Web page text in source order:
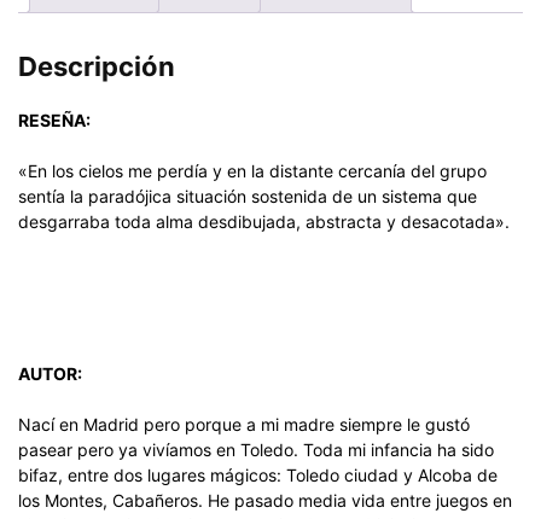
Descripción
RESEÑA:
«En los cielos me perdía y en la distante cercanía del grupo
sentía la paradójica situación sostenida de un sistema que
desgarraba toda alma desdibujada, abstracta y desacotada».
AUTOR:
Nací en Madrid pero porque a mi madre siempre le gustó
pasear pero ya vivíamos en Toledo. Toda mi infancia ha sido
bifaz, entre dos lugares mágicos: Toledo ciudad y Alcoba de
los Montes, Cabañeros. He pasado media vida entre juegos en